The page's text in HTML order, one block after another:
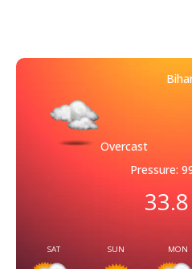
Overcast
Pressure:
33.8
SAT SUN MON